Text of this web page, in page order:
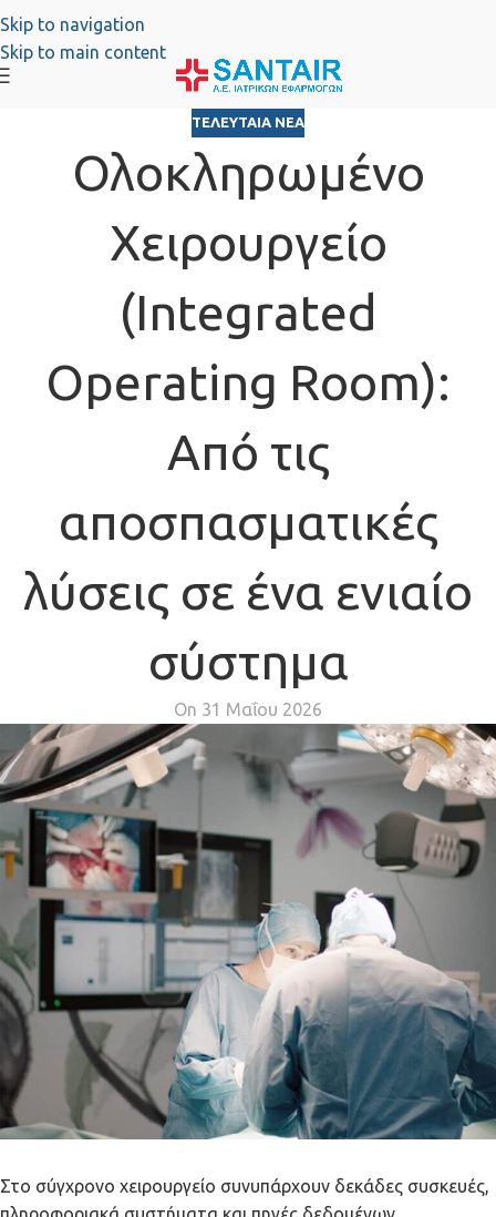
Skip to navigation
Skip to main content
ΤΕΛΕΥΤΑΊΑ ΝΈΑ
Ολοκληρωμένο
Χειρουργείο
(Integrated
Operating Room):
Από τις
αποσπασματικές
λύσεις σε ένα ενιαίο
σύστημα
On 31 Μαΐου 2026
Στο σύγχρονο χειρουργείο συνυπάρχουν δεκάδες συσκευές,